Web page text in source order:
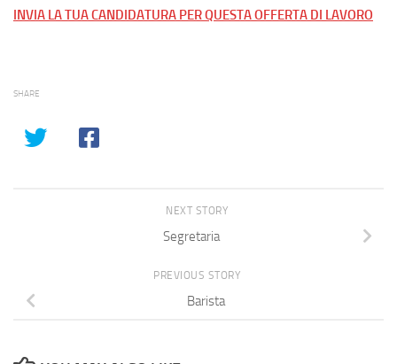
INVIA LA TUA CANDIDATURA PER QUESTA OFFERTA DI LAVORO
SHARE
NEXT STORY
Segretaria
PREVIOUS STORY
Barista